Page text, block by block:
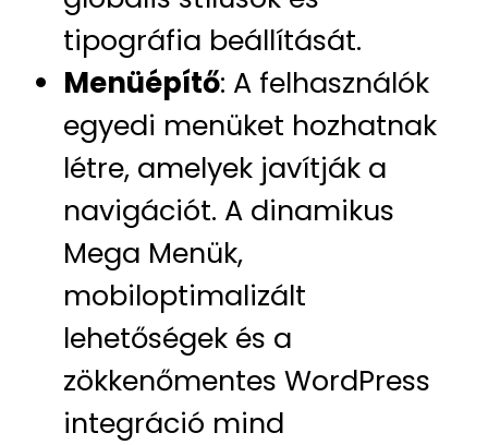
tipográfia beállítását.
Menüépítő: A felhasználók
egyedi menüket hozhatnak
létre, amelyek javítják a
navigációt. A dinamikus
Mega Menük,
mobiloptimalizált
lehetőségek és a
zökkenőmentes WordPress
integráció mind